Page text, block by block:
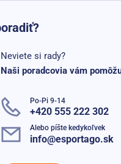
Neviete si rady?
Naši poradcovia vám
Po-Pi 9-14
+420 555 222 302
Alebo píšte kedykoľvek
info@esportago.sk